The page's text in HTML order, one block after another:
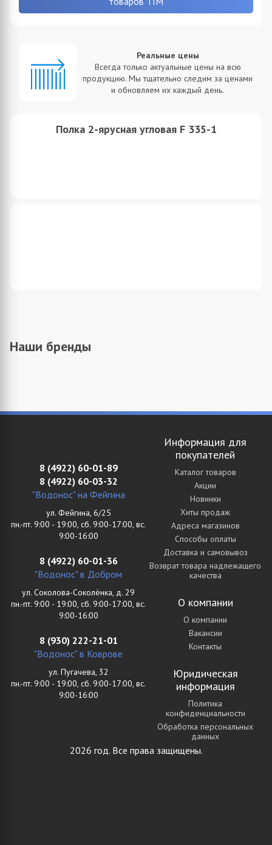
Реальные цены
Всегда только актуальные цены на всю
продукцию. Мы тщательно следим за ценами
и обновляем их каждый день.
Полка 2-ярусная угловая F 335-1
Наши бренды
8 (4922) 60-01-89
8 (4922) 60-03-32
"Водонос" на Фейгина
ул. Фейгина, 6/25
пн.-пт. 9:00 - 19:00, сб. 9:00-17:00, вс.
9:00-16:00
8 (4922) 60-01-36
"Водонос" в Добром
ул. Соколова-Соколёнка, д. 29
пн.-пт. 9:00 - 19:00, сб. 9:00-17:00, вс.
9:00-16:00
8 (930) 222-21-01
"Водонос" в Коврове
ул. Пугачева, 32
пн.-пт. 9:00 - 19:00, сб. 9:00-17:00, вс.
9:00-16:00
Информация для
покупателей
Каталог товаров
Акции
Новинки
Хиты продаж
Адреса магазинов
Способы оплаты
Доставка и самовывоз
Возврат товара надлежащего
качества
О компании
О компании
Вакансии
Контакты
Юридическая
информация
Политика
конфиденциальности
Обработка персональных
данных
2026 год. Все права защищены.